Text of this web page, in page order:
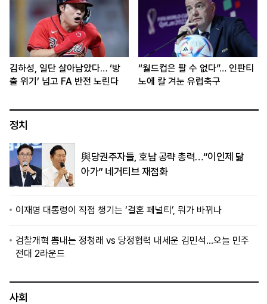
김하성, 일단 살아남았다… ‘방
출 위기’ 넘고 FA 반전 노린다
“월드컵은 팔 수 없다”… 인판티
노에 칼 겨눈 유럽축구
정치
與당권주자들, 호남 공략 총력…“이인제 닮
아가” 네거티브 재점화
이재명 대통령이 직접 챙기는 ‘결혼 페널티’, 뭐가 바뀌나
검찰개혁 뽐내는 정청래 vs 당정협력 내세운 김민석…오늘 민주
전대 2라운드
사회